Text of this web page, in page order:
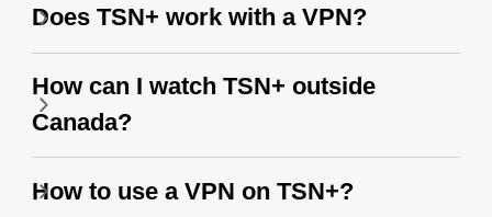
Does TSN+ work with a VPN?
How can I watch TSN+ outside
Canada?
How to use a VPN on TSN+?